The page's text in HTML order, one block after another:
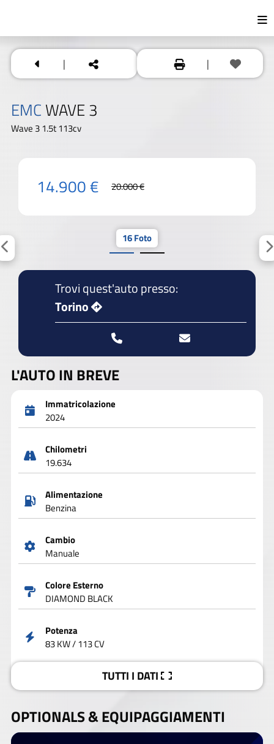
| |
EMC WAVE 3
Wave 3 1.5t 113cv
14.900 € 20.000 €
16 Foto
Trovi quest'auto presso:
Torino
L'AUTO IN BREVE
Immatricolazione
2024
Chilometri
19.634
Alimentazione
Benzina
Cambio
Manuale
Colore Esterno
DIAMOND BLACK
Potenza
83 KW / 113 CV
TUTTI I DATI
OPTIONALS &EQUIPAGGIAMENTI